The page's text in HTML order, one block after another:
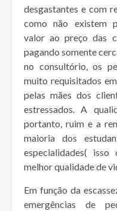
desgastantes e com
como não existem
valor ao preço das
pagando somente
no consultório, os
muito requisitados
pelas mães dos
estressados. A
portanto, ruim e a
maioria dos
especialidades(
melhor qualidade de
Em função da
emergências de